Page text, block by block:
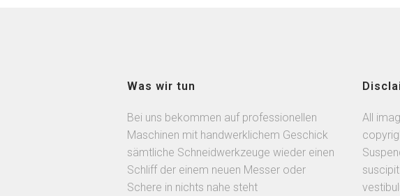
Was wir tun
Bei uns bekommen auf professionellen
Maschinen mit handwerklichem Geschick
sämtliche Schneidwerkzeuge wieder einen
Schliff der einem neuen Messer oder
Schere in nichts nahe steht
All